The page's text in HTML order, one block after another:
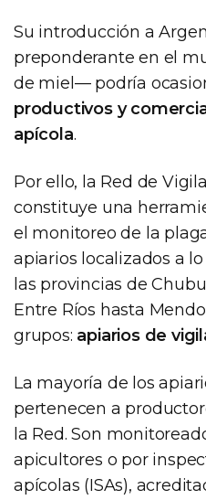
Su introducción a
preponderante en el
de miel— podría
productivos y
apícola.
Por ello, la Red de
constituye una
el monitoreo de la
apiarios localizados a
las provincias de
Entre Ríos hasta
grupos: apiarios de
La mayoría de los
pertenecen a
la Red. Son
apicultores o por
apícolas (ISAs),